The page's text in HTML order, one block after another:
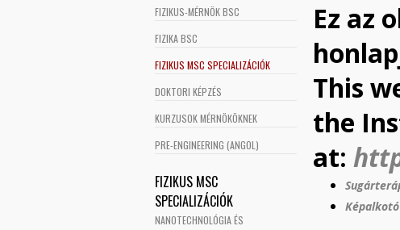
Ez az
This
the
at:
FIZIKUS-MÉRNÖK BSC
FIZIKA BSC
FIZIKUS MSC SPECIALIZÁCIÓK
DOKTORI KÉPZÉS
KURZUSOK MÉRNÖKÖKNEK
PRE-ENGINEERING (ANGOL)
FIZIKUS MSC
SPECIALIZÁCIÓK
NANOTECHNOLÓGIA ÉS